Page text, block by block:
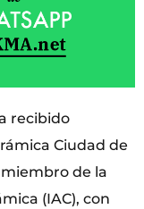
recibido
Ciudad de
miembro de la
(IAC), con